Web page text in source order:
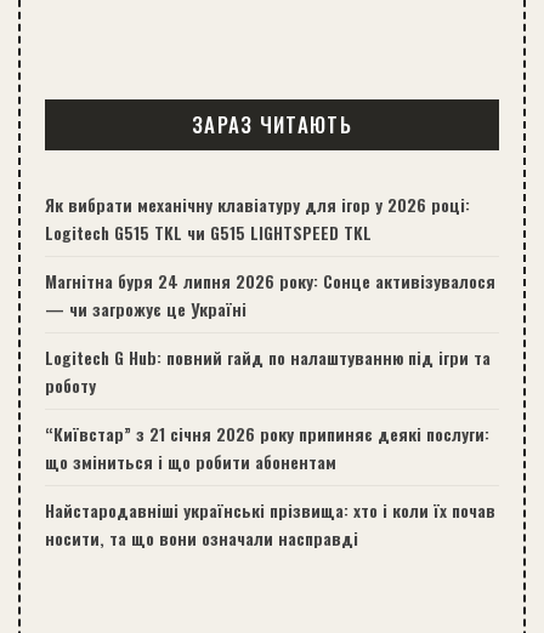
ЗАРАЗ ЧИТАЮТЬ
Як вибрати механічну клавіатуру для ігор у 2026 році:
Logitech G515 TKL чи G515 LIGHTSPEED TKL
Магнітна буря 24 липня 2026 року: Сонце активізувалося
— чи загрожує це Україні
Logitech G Hub: повний гайд по налаштуванню під ігри та
роботу
“Київстар” з 21 січня 2026 року припиняє деякі послуги:
що зміниться і що робити абонентам
Найстародавніші українські прізвища: хто і коли їх почав
носити, та що вони означали насправді